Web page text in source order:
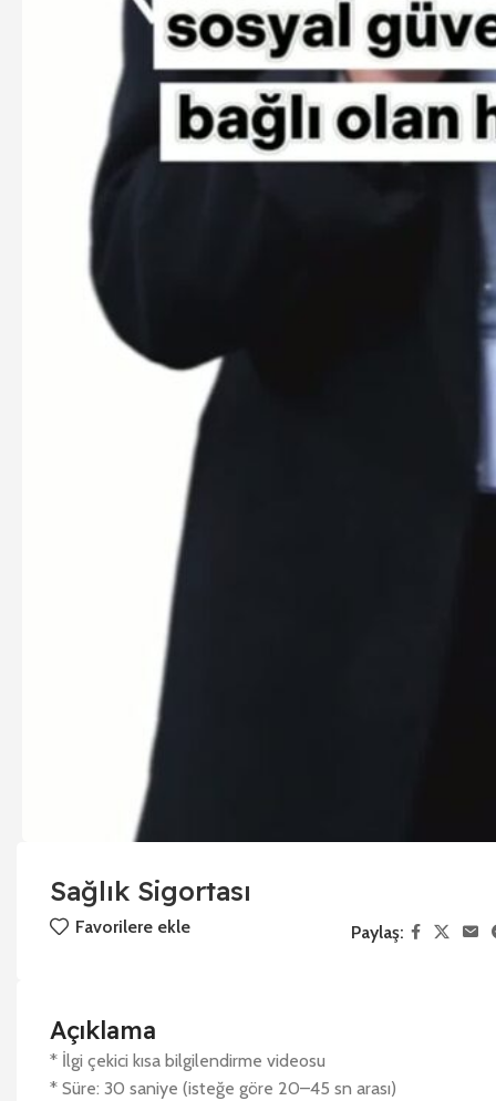
Sağlık Sigortası
Favorilere ekle Paylaş:
Açıklama
* İlgi çekici kısa bilgilendirme videosu
* Süre: 30 saniye (isteğe göre 20–45 sn arası)